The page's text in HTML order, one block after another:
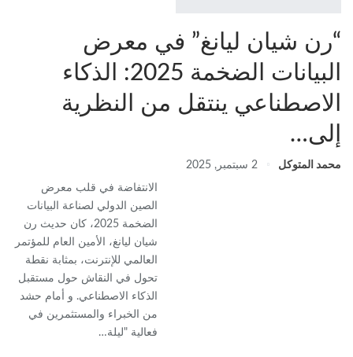
“رن شيان ليانغ” في معرض
البيانات الضخمة 2025: الذكاء
الاصطناعي ينتقل من النظرية
إلى…
محمد المتوكل 2 سبتمبر, 2025
الانتفاضة في قلب معرض
الصين الدولي لصناعة البيانات
الضخمة 2025، كان حديث رن
شيان ليانغ، الأمين العام للمؤتمر
العالمي للإنترنت، بمثابة نقطة
تحول في النقاش حول مستقبل
الذكاء الاصطناعي. و أمام حشد
من الخبراء والمستثمرين في
فعالية "ليلة…